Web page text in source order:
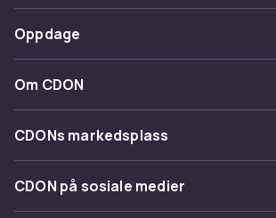
Spor pakke
Angre & returner her
Kontakt oss
Betaling
Levering
Tilbakekallinger
Oppdage
Kategorier
Varemerker
Om CDON
Om oss
Kundeanmeldelser
Jobbe på CDON
CDONs markedsplass
Merchant Help Center
CDON på sosiale medier